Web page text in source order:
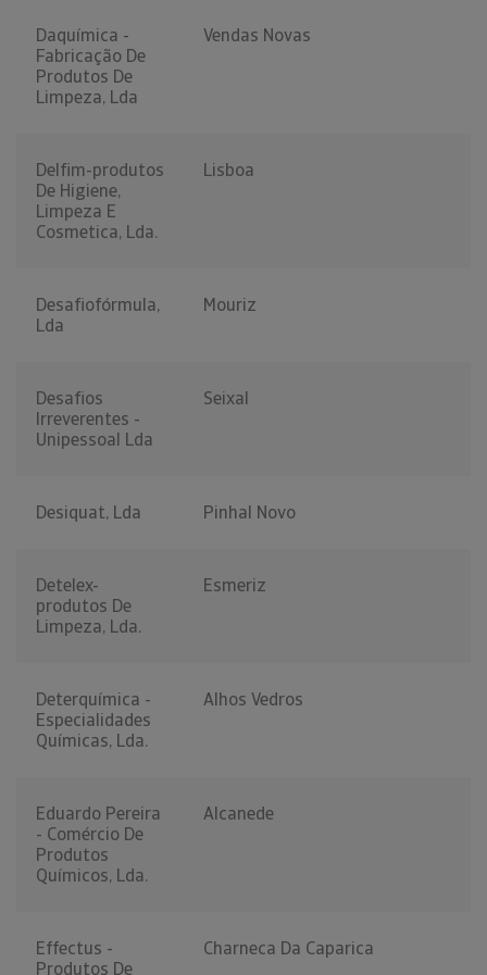
Daquímica -
Fabricação De
Produtos De
Limpeza, Lda
Vendas Novas
Delfim-produtos
De Higiene,
Limpeza E
Cosmetica, Lda.
Lisboa
Desafiofórmula,
Lda
Mouriz
Desafios
Irreverentes -
Unipessoal Lda
Seixal
Desiquat, Lda Pinhal Novo
Detelex-
produtos De
Limpeza, Lda.
Esmeriz
Deterquímica -
Especialidades
Químicas, Lda.
Alhos Vedros
Eduardo Pereira
- Comércio De
Produtos
Químicos, Lda.
Alcanede
Effectus -
Produtos De
Charneca Da Caparica